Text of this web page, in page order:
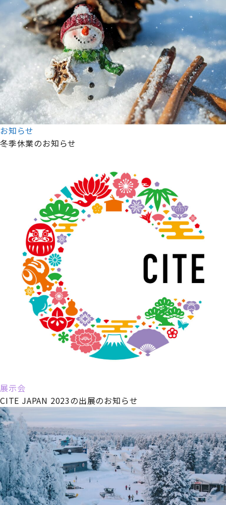
お知らせ
冬季休業のお知らせ
展示会
CITE JAPAN 2023の出展のお知らせ